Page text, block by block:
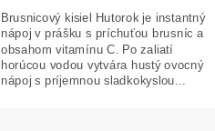
Brusnicový kisiel Hutorok je instantný
nápoj v prášku s príchuťou brusníc a
obsahom vitamínu C. Po zaliatí
horúcou vodou vytvára hustý ovocný
nápoj s príjemnou sladkokyslou...